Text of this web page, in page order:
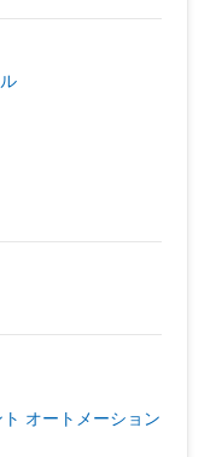
オートメーション